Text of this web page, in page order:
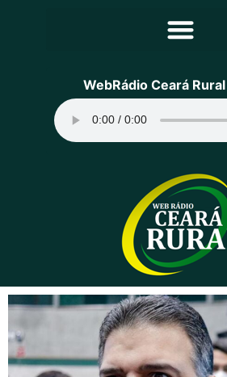
Principal
Equipe
Contato
Sobre
WebRádio Ceará